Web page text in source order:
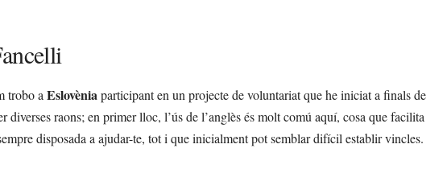
trobo a Eslovèniaparticipant en un projecte de voluntariat que he iniciat a finals de
diverses raons; en primer lloc, l’ús de l’anglès és molt comú aquí, cosa que facilita
disposada a ajudar-te, tot i que inicialment pot semblar difícil establir vincles.